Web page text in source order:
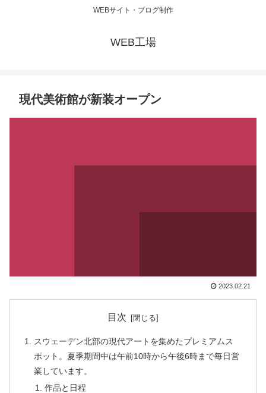
WEBサイト・ブログ制作
WEB工場
現代美術館が新装オープン
2023.02.21
目次
スウェーデン北部の現代アートを集めたプレミアムス
ポット。夏季期間中は午前10時から午後6時まで毎日営
業しています。
作品と日程